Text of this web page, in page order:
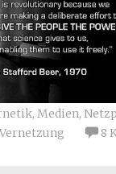
, Medien,
Vernetzung 8